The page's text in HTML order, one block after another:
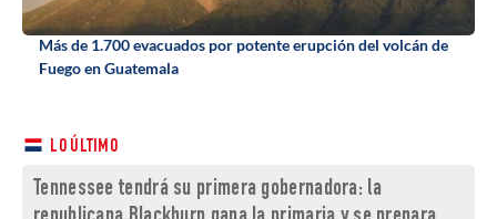
Más de 1.700 evacuados por potente erupción del volcán de
Fuego en Guatemala
LO ÚLTIMO
Tennessee tendrá su primera gobernadora: la